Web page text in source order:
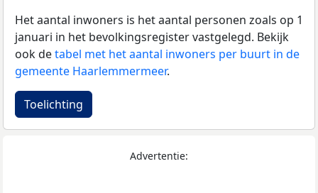
Het aantal inwoners is het aantal personen zoals op 1
januari in het bevolkingsregister vastgelegd. Bekijk
ook detabel met het aantal inwoners per buurt in de
gemeente Haarlemmermeer.
Toelichting
Advertentie: